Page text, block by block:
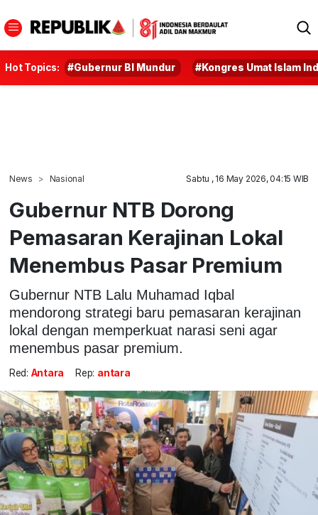
Hot Topics: #Gubernur BI Mundur #Kongres Umat Islam
News Nasional Sabtu , 16 May 2026, 04:15 WIB
Gubernur NTB Dorong
Pemasaran Kerajinan Lokal
Menembus Pasar Premium
Gubernur NTB Lalu Muhamad Iqbal
mendorong strategi baru pemasaran kerajinan
lokal dengan memperkuat narasi seni agar
menembus pasar premium.
Red: Antara Rep: antara